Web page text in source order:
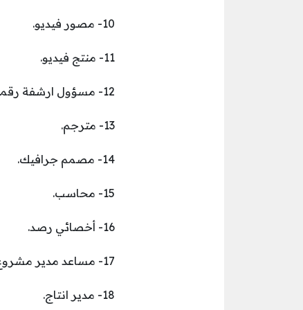
10- مصور فيديو.
11- منتج فيديو.
12- مسؤول ارشفة رقمية.
13- مترجم.
14- مصمم جرافيك.
15- محاسب.
16- أخصائي رصد.
17- مساعد مدير مشروع.
18- مدير انتاج.